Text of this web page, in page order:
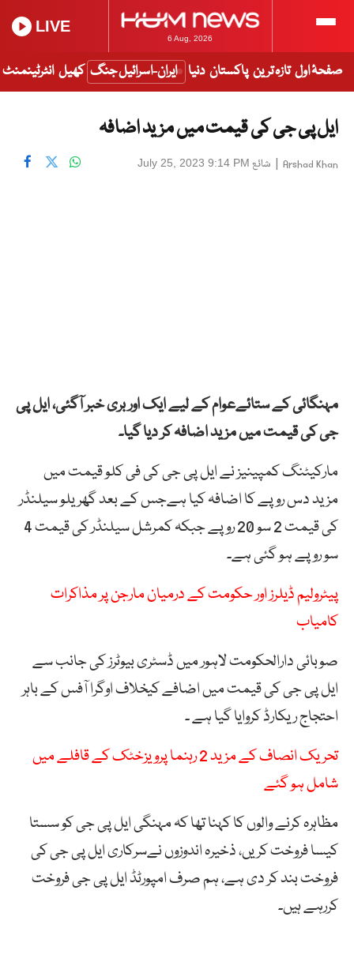
6 Aug, 2026
LIVE
صفحۂ اول تازہ ترین پاکستان دنیا ایران-اسرائیل جنگ کھیل انٹرٹینمنٹ
ایل پی جی کی قیمت میں مزید اضافہ
Arshad Khan
| شائع July 25, 2023 9:14 PM
مہنگائی کے ستائےعوام کے لیے ایک اور بری خبر آگئی، ایل پی
جی کی قیمت میں مزید اضافہ کر دیا گیا۔
مارکیٹنگ کمپینیز نے ایل پی جی کی فی کلو قیمت میں
مزید دس روپے کا اضافہ کیا ہےجس کے بعد گھریلو سیلنڈر
کی قیمت 2 سو 20 روپے جبکہ کمرشل سیلنڈر کی قیمت 4
سو روپے ہو گئی ہے۔
پیٹرولیم ڈیلرز اور حکومت کے درمیان مارجن پر مذاکرات
کامیاب
صوبائی دارالحکومت لاہور میں ڈسٹری بیوٹرز کی جانب سے
ایل پی جی کی قیمت میں اضافے کیخلاف اوگرا آفس کے باہر
احتجاج ریکارڈ کروایا گیا ہے ۔
تحریک انصاف کے مزید 2 رہنما پرویزخٹک کے قافلے میں
شامل ہو گئے
مظاہرہ کرنے والوں کا کہنا تھا کہ مہنگی ایل پی جی کو سستا
کیسا فروخت کریں، ذخیرہ اندوزوں نےسرکاری ایل پی جی کی
فروخت بند کر دی ہے، ہم صرف امپورٹڈ ایل پی جی فروخت
کررہے ہیں۔